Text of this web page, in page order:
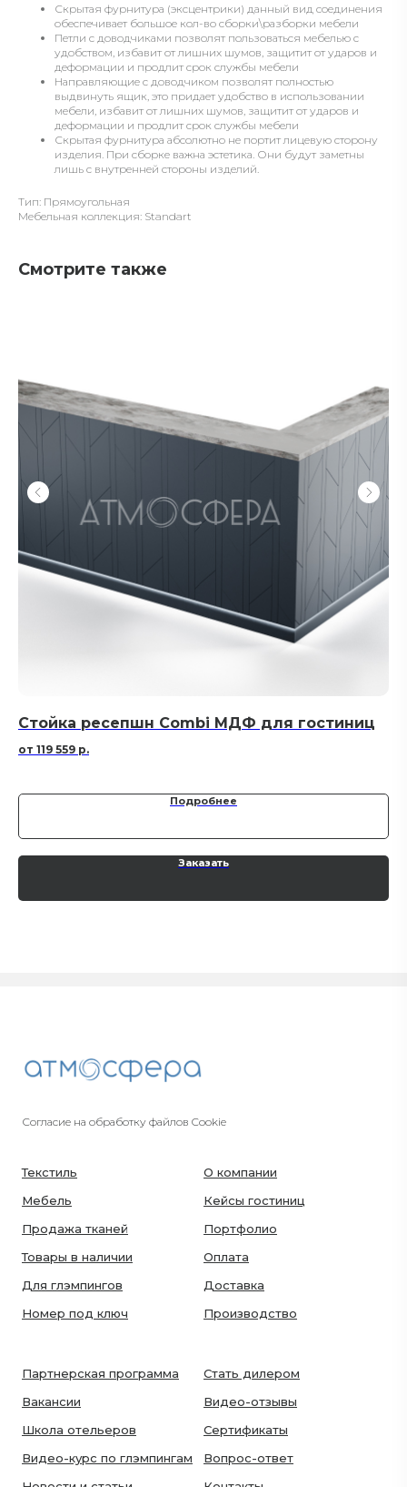
Скрытая фурнитура (эксцентрики) данный вид соединения
обеспечивает большое кол-во сборки\разборки мебели
Петли с доводчиками позволят пользоваться мебелью с
удобством, избавит от лишних шумов, защитит от ударов и
деформации и продлит срок службы мебели
Направляющие с доводчиком позволят полностью
выдвинуть ящик, это придает удобство в использовании
мебели, избавит от лишних шумов, защитит от ударов и
деформации и продлит срок службы мебели
Скрытая фурнитура абсолютно не портит лицевую сторону
изделия. При сборке важна эстетика. Они будут заметны
лишь с внутренней стороны изделий.
Тип: Прямоугольная
Мебельная коллекция: Standart
Смотрите также
Стойка ресепшн Combi МДФ для гостиниц
119 559 р.
Подробнее
Заказать
Согласие на обработку файлов Cookie
Текстиль
Мебель
Продажа тканей
Товары в наличии
Для глэмпингов
Номер под ключ
О компании
Кейсы гостиниц
Портфолио
Оплата
Доставка
Производство
Партнерская программа
Вакансии
Школа отельеров
Видео-курс по глэмпингам
Стать дилером
Видео-отзывы
Сертификаты
Вопрос-ответ